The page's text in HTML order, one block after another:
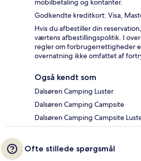
mobilbetaling og kontanter.
Godkendte kreditkort: Visa,
Hvis du afbestiller din
værtens afbestillingspolitik. I
regler om forbrugerrettigheder
overnatning ikke omfattet af
Også kendt som
Dalsøren Camping Luster
Dalsøren Camping Campsite
Dalsøren Camping Campsite
Ofte stillede spørgsmål